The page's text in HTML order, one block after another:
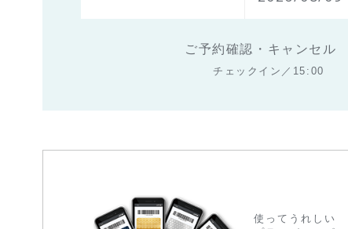
ご予約確認・キャンセル
チェックイン／15:00
使ってうれしい